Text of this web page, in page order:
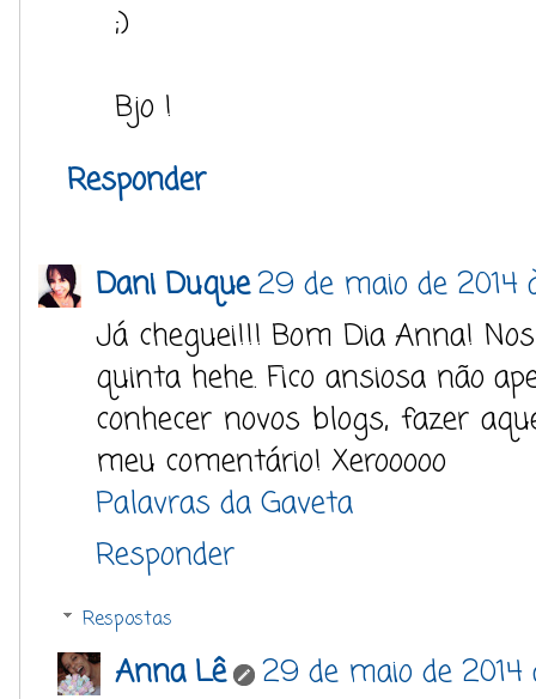
;)
Bjo !
Responder
Dani Duque29 de maio de 2014
Já cheguei!!! Bom Dia Anna!
quinta hehe. Fico ansiosa não
conhecer novos blogs, fazer
meu comentário! Xerooooo
Palavras da Gaveta
Responder
Respostas
Anna Lê
29 de maio de